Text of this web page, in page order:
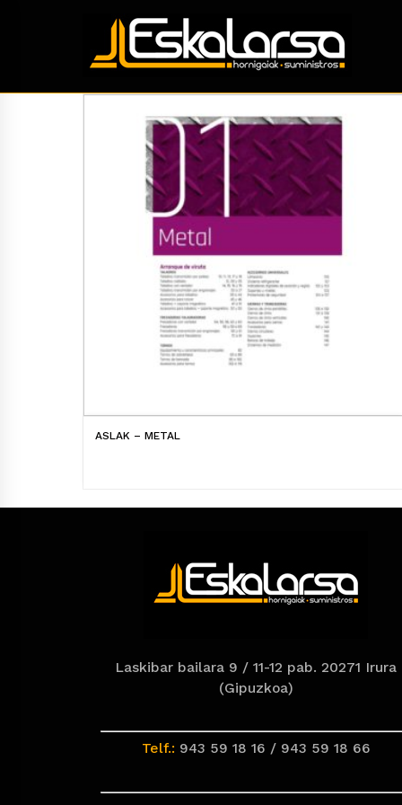
ASLAK – METAL
Laskibar bailara 9 / 11-12 pab. 20271 Irura
(Gipuzkoa)
Telf.: 943 59 18 16 / 943 59 18 66